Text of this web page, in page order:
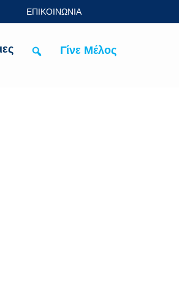
ΕΠΙΚΟΙΝΩΝΙΑ
Γίνε Μέλος